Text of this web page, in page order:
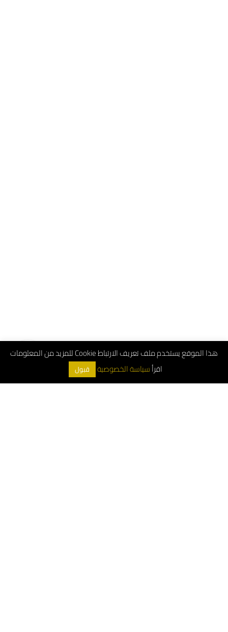
هذا الموقع يستخدم ملف تعريف الارتباط Cookie للمزيد من المعلومات
اقرأسياسة الخصوصية قبول